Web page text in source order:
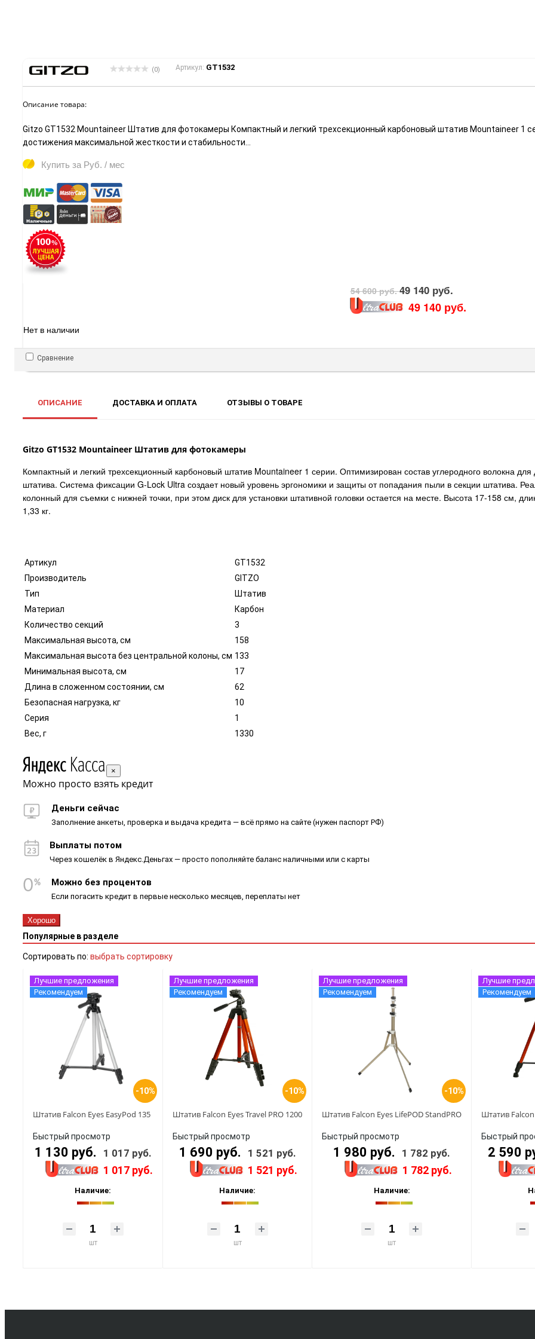
(0) Артикул: GT1532
Описание товара:
Gitzo GT1532 Mountaineer Штатив для фотокамеры Компактный и легкий трехсекционный карбоновый штатив Mountaineer 1
достижения максимальной жесткости и стабильности...
Купить за Руб. / мес
54 600 руб.49 140 руб.
49 140 руб.
Нет в наличии
Сравнение
ОПИСАНИЕ ДОСТАВКА И ОПЛАТА ОТЗЫВЫ О ТОВАРЕ
Gitzo GT1532 Mountaineer Штатив для фотокамеры
Компактный и легкий трехсекционный карбоновый штатив Mountaineer 1 серии. Оптимизирован состав углеродного волокна
штатива. Система фиксации G-Lock Ultra создает новый уровень эргономики и защиты от попадания пыли в секции штатива.
колонный для съемки с нижней точки, при этом диск для установки штативной головки остается на месте. Высота 17-158 см,
1,33 кг.
Артикул
GT1532
Производитель
GITZO
Тип
Штатив
Материал
Карбон
Количество секций
3
Максимальная высота, см
158
Максимальная высота без центральной колоны, см 133
Минимальная высота, см
17
Длина в сложенном состоянии, см
62
Безопасная нагрузка, кг
10
Серия
1
Вес, г
1330
×
Можно просто взять кредит
Деньги сейчас
Заполнение анкеты, проверка и выдача кредита — всё прямо на сайте (нужен паспорт РФ)
Выплаты потом
Через кошелёк в Яндекс.Деньгах — просто пополняйте баланс наличными или с карты
Можно без процентов
Если погасить кредит в первые несколько месяцев, переплаты нет
Хорошо
Популярные в разделе
Сортировать по: выбрать сортировку
-10%
Лучшие предложения
Рекомендуем
Штатив Falcon Eyes EasyPod 135
Быстрый просмотр
1 130 руб. 1 017 руб.
1 017 руб.
Наличие:
шт
-10%
Лучшие предложения
Рекомендуем
Штатив Falcon Eyes Travel PRO 1200
Быстрый просмотр
1 690 руб. 1 521 руб.
1 521 руб.
Наличие:
шт
-10%
Лучшие предложения
Рекомендуем
Штатив Falcon Eyes LifePOD StandPRO
Быстрый просмотр
1 980 руб. 1 782 руб.
1 782 руб.
Наличие:
шт
Лучшие
Рекомендуем
Штатив Falcon
Быстрый
2 590